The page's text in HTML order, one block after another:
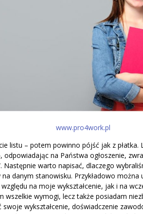
www.pro4work.pl
listu – potem powinno pójść jak z
odpowiadając na Państwa ogłoszenie,
warto napisać, dlaczego
danym stanowisku. Przykładowo można
na moje wykształcenie, jak i na
wszelkie wymogi, lecz także posiadam
wykształcenie, doświadczenie